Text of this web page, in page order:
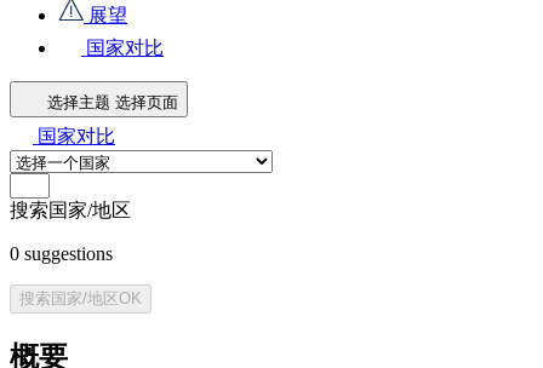
展望
国家对比
选择主题 选择页面
国家对比
搜索国家/地区
0 suggestions
搜索国家/地区OK
概要